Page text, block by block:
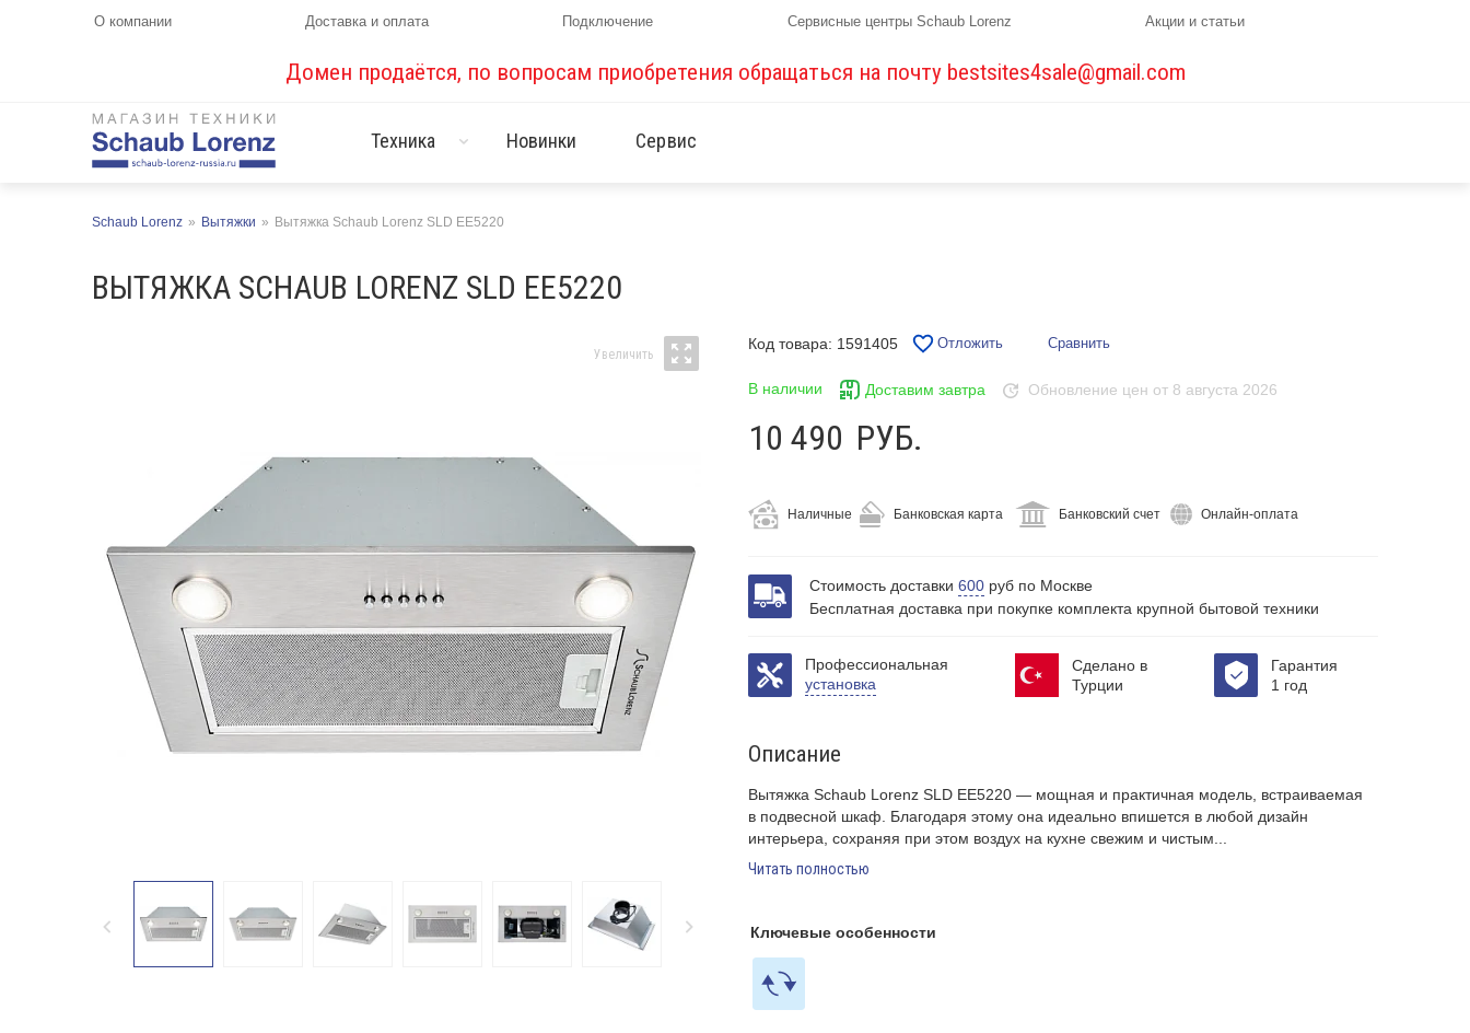
О компании Доставка и оплата Подключение Сервисные центры Schaub Lorenz Акции и статьи
Домен продаётся, по вопросам приобретения обращаться на почту bestsites4sale@gmail.com
Техника Новинки Сервис
Schaub Lorenz » Вытяжки » Вытяжка Schaub Lorenz SLD EE5220
ВЫТЯЖКА SCHAUB LORENZ SLD EE5220
Код товара: 1591405 Отложить Сравнить
В наличии Доставим завтра Обновление цен от 8 августа 2026
10 490 РУБ.
Наличные Банковская карта Банковский счет Онлайн-оплата
Стоимость доставки 600руб по Москве
Бесплатная доставка при покупке комплекта крупной бытовой техники
Профессиональная
установка
Сделано в
Турции
Гарантия
1 год
Описание
Вытяжка Schaub Lorenz SLD EE5220 — мощная и практичная модель, встраиваемая
в подвесной шкаф. Благодаря этому она идеально впишется в любой дизайн
интерьера, сохраняя при этом воздух на кухне свежим и чистым
Читать полностью
Ключевые особенности